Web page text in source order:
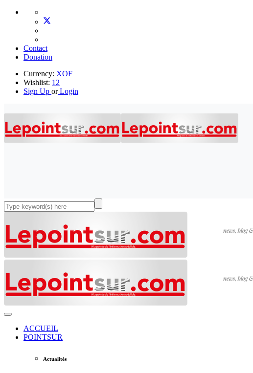
Contact
Donation
Currency: XOF
Wishlist: 12
Sign Up orLogin
ACCUEIL
POINTSUR
Actualités